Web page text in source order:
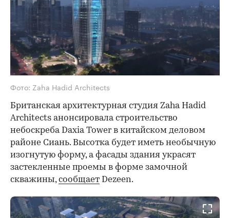
Фото: Zaha Hadid Architects
Британская архитектурная студия Zaha Hadid
Architects анонсировала строительство
небоскреба Daxia Tower в китайском деловом
районе Сиань. Высотка будет иметь необычную
изогнутую форму, а фасады здания украсят
застекленные проемы в форме замочной
скважины,сообщает Dezeen.